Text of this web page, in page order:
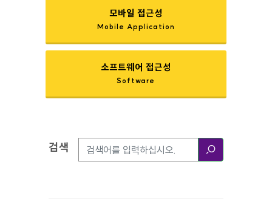
모바일 접근성
Mobile Application
소프트웨어 접근성
Software
검색옵션
검색